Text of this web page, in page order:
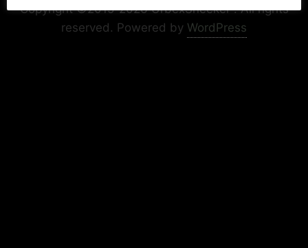
Copyright ©2015-2026 UrbexSneeker . All rights
reserved. Powered by WordPress